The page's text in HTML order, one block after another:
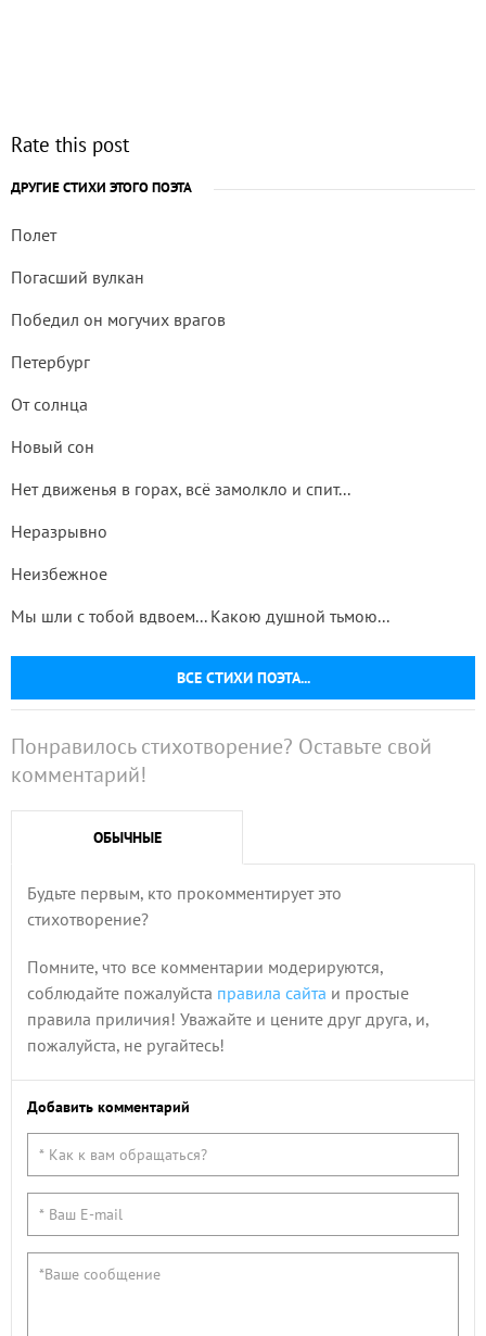
Rate this post
ДРУГИЕ СТИХИ ЭТОГО ПОЭТА
ВСЕ СТИХИ ПОЭТА...
Полет
Погасший вулкан
Победил он могучих врагов
Петербург
От солнца
Новый сон
Нет движенья в горах, всё замолкло и спит...
Неразрывно
Неизбежное
Мы шли с тобой вдвоем... Какою душной тьмою...
Понравилось стихотворение? Оставьте свой
комментарий!
ОБЫЧНЫЕ
Будьте первым, кто прокомментирует это
стихотворение?
Помните, что все комментарии модерируются,
соблюдайте пожалуйста правила сайта и простые
правила приличия! Уважайте и цените друг друга, и,
пожалуйста, не ругайтесь!
Добавить комментарий